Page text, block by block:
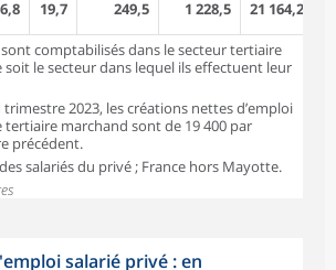
19,7 249,5 1 228,5 21 164,2
comptabilisés dans le secteur tertiaire
le secteur dans lequel ils effectuent leur
2023, les créations nettes d’emploi
tertiaire marchand sont de 19 400 par
précédent.
salariés du privé ; France hors Mayotte.
salarié privé : en